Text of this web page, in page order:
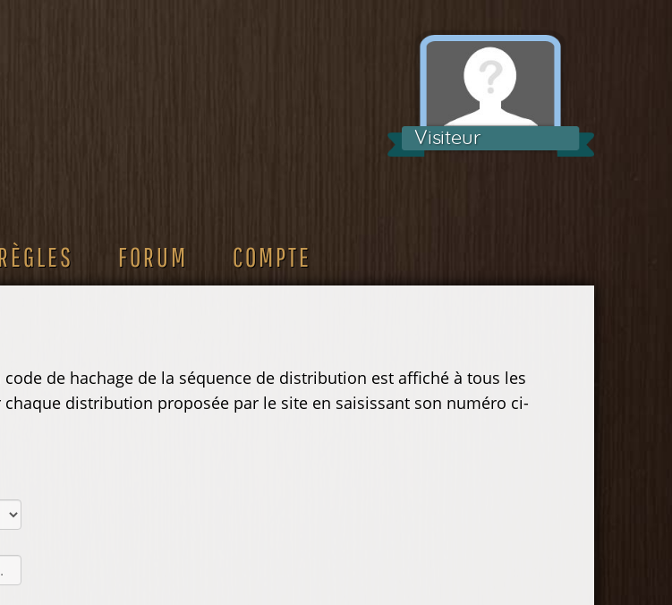
Visiteur
RÈGLES FORUM COMPTE
de hachage de la séquence de distribution est affiché à tous les
distribution proposée par le site en saisissant son numéro ci-